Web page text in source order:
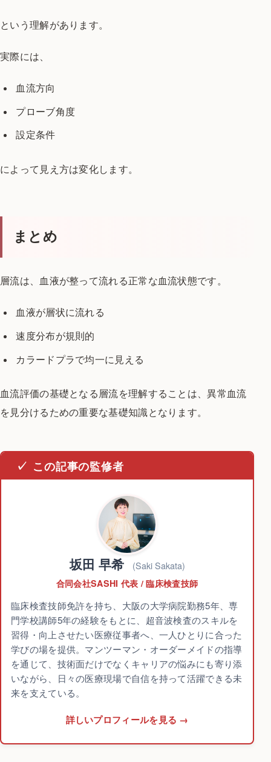
という理解があります。
実際には、
血流方向
プローブ角度
設定条件
によって見え方は変化します。
まとめ
層流は、 血液が整って流れる正常な血流状態です。
血液が層状に流れる
速度分布が規則的
カラードプラで均一に見える
血流評価の基礎となる層流を理解することは、異常血流
を見分けるための重要な基礎知識となります。
この記事の監修者
坂田 早希 (Saki Sakata)
合同会社SASHI 代表 / 臨床検査技師
臨床検査技師免許を持ち、大阪の大学病院勤務5年、専
門学校講師5年の経験をもとに、超音波検査のスキルを
習得・向上させたい医療従事者へ、一人ひとりに合った
学びの場を提供。マンツーマン・オーダーメイドの指導
を通じて、技術面だけでなくキャリアの悩みにも寄り添
いながら、日々の医療現場で自信を持って活躍できる未
来を支えている。
詳しいプロフィールを見る